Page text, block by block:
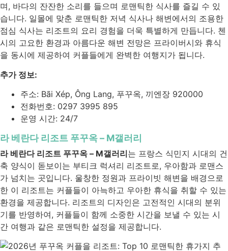
며, 바다의 잔잔한 소리를 들으며 로맨틱한 식사를 즐길 수 있
습니다. 일몰에 맞춘 로맨틱한 저녁 식사나 해변에서의 조용한
점심 식사는 리조트의 요리 경험을 더욱 특별하게 만듭니다. 첸
시의 고요한 환경과 아름다운 해변 전망은 프라이버시와 휴식
을 동시에 제공하여 커플들에게 완벽한 여행지가 됩니다.
추가 정보:
주소: Bãi Xép, Ông Lang, 푸꾸옥, 끼엔장 920000
전화번호: 0297 3995 895
운영 시간: 24/7
라 베란다 리조트 푸꾸옥 – M갤러리
라 베란다 리조트 푸꾸옥 – M갤러리는 프랑스 식민지 시대의 건
축 양식이 돋보이는 부티크 럭셔리 리조트로, 우아함과 로맨스
가 넘치는 곳입니다. 울창한 정원과 프라이빗 해변을 배경으로
한 이 리조트는 커플들이 아늑하고 우아한 휴식을 취할 수 있는
환경을 제공합니다. 리조트의 디자인은 고전적인 시대의 분위
기를 반영하여, 커플들이 함께 소중한 시간을 보낼 수 있는 시
간 여행과 같은 로맨틱한 설정을 제공합니다.